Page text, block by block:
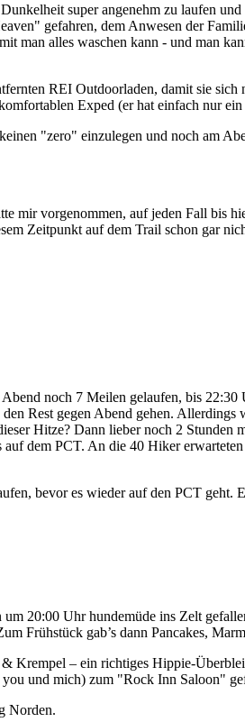
super angenehm zu laufen
gefahren, dem Anwesen der
man alles waschen kann - und man
REI Outdoorladen, damit sie
Exped (er hat einfach nur
"zero" einzulegen und noch am
vorgenommen, auf jeden Fall bis
Zeitpunkt auf dem Trail schon gar
noch 7 Meilen gelaufen, bis
Rest gegen Abend gehen. Allerdings
Hitze? Dann lieber noch 2 Stunden
dem PCT. An die 40 Hiker
bevor es wieder auf den PCT
20:00 Uhr hundemüde ins Zelt
Frühstück gab’s dann Pancakes,
Krempel – ein richtiges Hippie-
und mich) zum "Rock Inn Saloon"
Norden.